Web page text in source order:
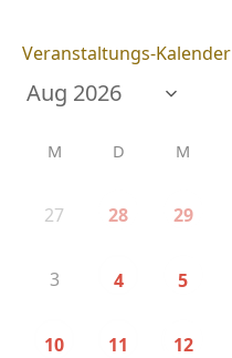
Veranstaltungs-Kalender
M D M
27 28 29
3 4 5
10 11 12